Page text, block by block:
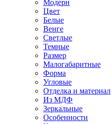
Модерн
Цвет
Белые
Венге
Светлые
Темные
Размер
Малогабаритные
Форма
Угловые
Отделка и материал
Из МДФ
Зеркальные
Особенности